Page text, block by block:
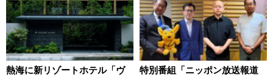
熱海に新リゾートホテル「ヴ
特別番組「ニッポン放送報道